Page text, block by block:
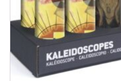
der
Produktseite
gewählt
werden